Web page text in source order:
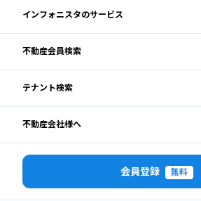
インフォニスタのサービス
不動産会員検索
テナント検索
不動産会社様へ
会員登録 無料